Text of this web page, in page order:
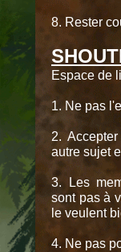
8. Rester
Espace de
1. Ne pas
2.
autre sujet
3. Les
sont pas à
le veulent
4. Ne pas